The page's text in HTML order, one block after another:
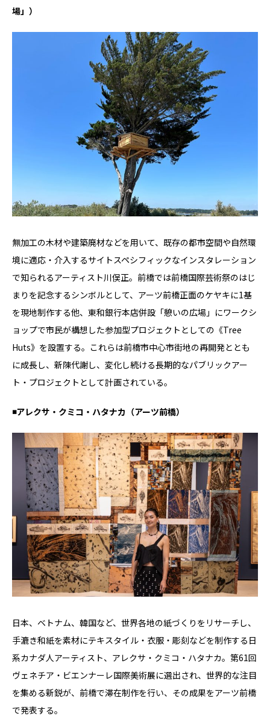
場」）
無加工の木材や建築廃材などを用いて、既存の都市空間や自然環
境に適応・介入するサイトスペシフィックなインスタレーション
で知られるアーティスト川俣正。前橋では前橋国際芸術祭のはじ
まりを記念するシンボルとして、アーツ前橋正面のケヤキに1基
を現地制作する他、東和銀⾏本店併設「憩いの広場」にワークシ
ョップで市⺠が構想した参加型プロジェクトとしての《Tree
Huts》を設置する。これらは前橋市中⼼市街地の再開発ととも
に成⻑し、新陳代謝し、変化し続ける⻑期的なパブリックアー
ト・プロジェクトとして計画されている。
◾️アレクサ・クミコ・ハタナカ（アーツ前橋）
⽇本、ベトナム、韓国など、世界各地の紙づくりをリサーチし、
⼿漉き和紙を素材にテキスタイル・衣服・彫刻などを制作する⽇
系カナダ人アーティスト、アレクサ・クミコ・ハタナカ。第61回
ヴェネチア・ビエンナーレ国際美術展に選出され、世界的な注⽬
を集める新鋭が、前橋で滞在制作を⾏い、その成果をアーツ前橋
で発表する。